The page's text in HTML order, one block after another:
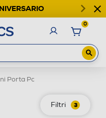
0
Porta Pc
Filtri 3